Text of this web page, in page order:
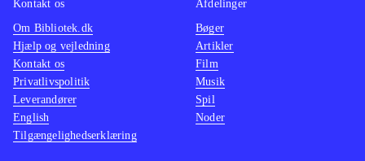
Kontakt os
Om Bibliotek.dk
Hjælp og vejledning
Kontakt os
Privatlivspolitik
Leverandører
English
Tilgængelighedserklæring
Afdelinger
Bøger
Artikler
Film
Musik
Spil
Noder